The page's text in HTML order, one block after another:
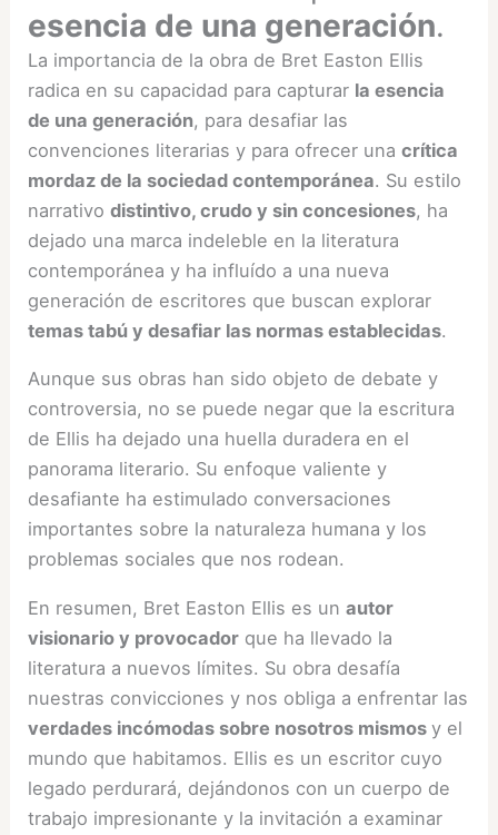
esencia de una generación.
La importancia de la obra de Bret Easton Ellis
radica en su capacidad para capturar la esencia
de una generación, para desafiar las
convenciones literarias y para ofrecer unacrítica
mordaz de la sociedad contemporánea. Su estilo
narrativodistintivo, crudo y sin concesiones, ha
dejado una marca indeleble en la literatura
contemporánea y ha influído a una nueva
generación de escritores que buscan explorar
temas tabú y desafiar las normas establecidas.
Aunque sus obras han sido objeto de debate y
controversia, no se puede negar que la escritura
de Ellis ha dejado una huella duradera en el
panorama literario. Su enfoque valiente y
desafiante ha estimulado conversaciones
importantes sobre la naturaleza humana y los
problemas sociales que nos rodean.
En resumen, Bret Easton Ellis es unautor
visionario y provocador que ha llevado la
literatura a nuevos límites. Su obra desafía
nuestras convicciones y nos obliga a enfrentar las
verdades incómodas sobre nosotros mismosy el
mundo que habitamos. Ellis es un escritor cuyo
legado perdurará, dejándonos con un cuerpo de
trabajo impresionante y la invitación a examinar